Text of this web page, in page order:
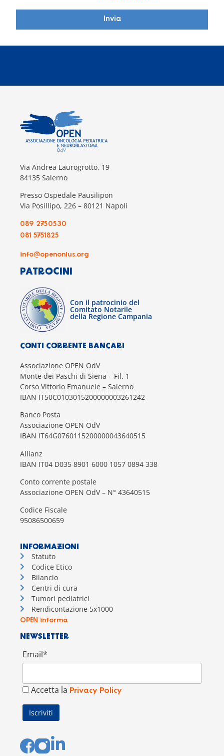
Invia
Via Andrea Laurogrotto, 19
84135 Salerno
Presso Ospedale Pausilipon
Via Posillipo, 226 – 80121 Napoli
089 2750530
081 5751825
info@openonlus.org
PATROCINI
Con il patrocinio del
Comitato Notarile
della Regione Campania
CONTI CORRENTE BANCARI
Associazione OPEN OdV
Monte dei Paschi di Siena – Fil. 1
Corso Vittorio Emanuele – Salerno
IBAN IT50C0103015200000003261242
Banco Posta
Associazione OPEN OdV
IBAN IT64G0760115200000043640515
Allianz
IBAN IT04 D035 8901 6000 1057 0894 338
Conto corrente postale
Associazione OPEN OdV – N° 43640515
Codice Fiscale
95086500659
INFORMAZIONI
Statuto
Codice Etico
Bilancio
Centri di cura
Tumori pediatrici
Rendicontazione 5x1000
OPEN informa
NEWSLETTER
Email*
Accetta la Privacy Policy